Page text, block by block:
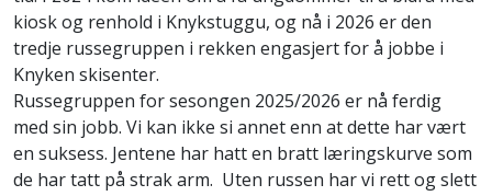
kiosk og renhold i Knykstuggu, og nå i 2026 er den
tredje russegruppen i rekken engasjert for å jobbe i
Knyken skisenter.
Russegruppen for sesongen 2025/2026 er nå ferdig
med sin jobb. Vi kan ikke si annet enn at dette har vært
en suksess. Jentene har hatt en bratt læringskurve som
de har tatt på strak arm. Uten russen har vi rett og slett